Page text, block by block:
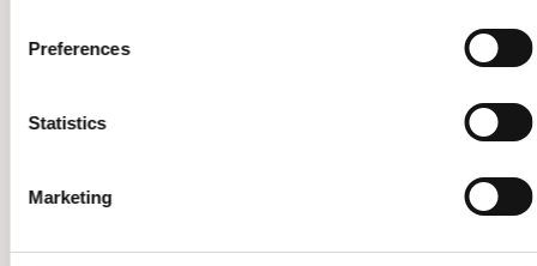
Preferences
Statistics
Marketing